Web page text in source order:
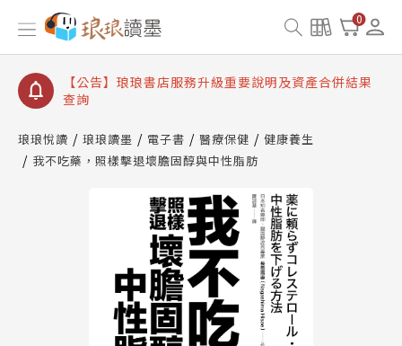
0
【公告】琅琅讀墨書櫃開通常見問題
【公告】琅琅讀墨 3 分鐘完成書櫃開通與資產合併申
【公告】琅琅書店服務升級重要說明及資產合併結果
查詢
琅琅悅讀 琅琅讀墨 電子書 醫療保健
健康養生
我不吃藥，照樣擊退壞膽固醇與中性脂肪